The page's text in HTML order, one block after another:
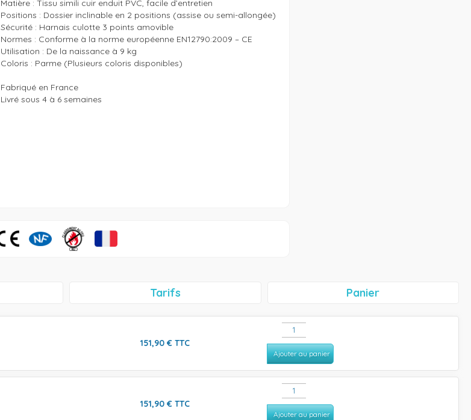
Matière : Tissu simili cuir enduit PVC, facile d’entretien
Positions : Dossier inclinable en 2 positions (assise ou semi-allongée)
Sécurité : Harnais culotte 3 points amovible
Normes : Conforme à la norme européenne EN12790:2009 – CE
Utilisation : De la naissance à 9 kg
Coloris : Parme (Plusieurs coloris disponibles)
Fabriqué en France
Livré sous 4 à 6 semaines
Tarifs Panier
151,90 € TTC
Ajouter au panier
151,90 € TTC
Ajouter au panier